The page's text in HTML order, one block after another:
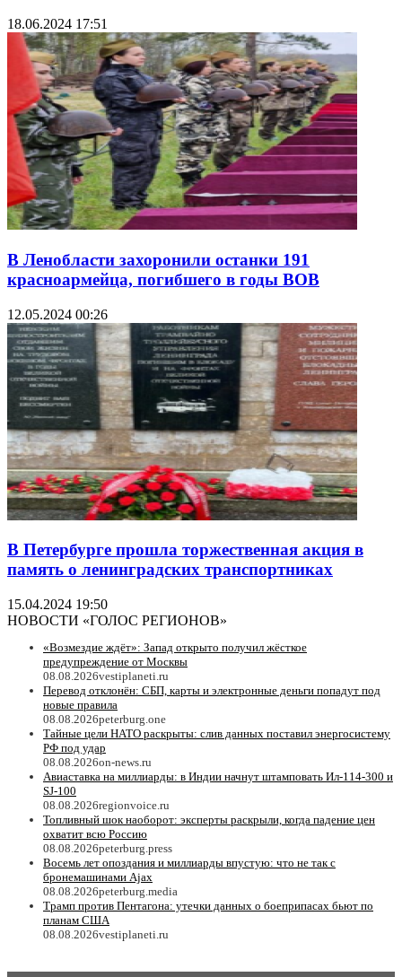
18.06.2024 17:51
В Ленобласти захоронили останки 191
красноармейца, погибшего в годы ВОВ
12.05.2024 00:26
В Петербурге прошла торжественная акция в
память о ленинградских транспортниках
15.04.2024 19:50
НОВОСТИ «ГОЛОС РЕГИОНОВ»
«Возмездие ждёт»: Запад открыто получил жёсткое
предупреждение от Москвы
08.08.2026vestiplaneti.ru
Перевод отклонён: СБП, карты и электронные деньги попадут под
новые правила
08.08.2026peterburg.one
Тайные цели НАТО раскрыты: слив данных поставил энергосистему
РФ под удар
08.08.2026on-news.ru
Авиаставка на миллиарды: в Индии начнут штамповать Ил‑114‑300 и
SJ‑100
08.08.2026regionvoice.ru
Топливный шок наоборот: эксперты раскрыли, когда падение цен
охватит всю Россию
08.08.2026peterburg.press
Восемь лет опоздания и миллиарды впустую: что не так с
бронемашинами Ajax
08.08.2026peterburg.media
Трамп против Пентагона: утечки данных о боеприпасах бьют по
планам США
08.08.2026vestiplaneti.ru